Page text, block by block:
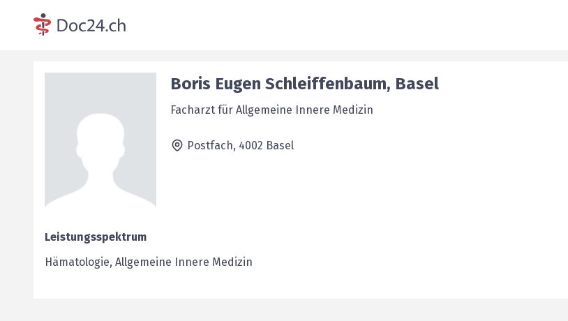
Boris Eugen Schleiffenbaum, Basel
Facharzt für Allgemeine Innere Medizin
Postfach, 4002 Basel
Leistungsspektrum
Hämatologie, Allgemeine Innere Medizin